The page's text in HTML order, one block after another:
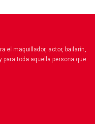
el maquillador, actor, bailarín,
para toda aquella persona que